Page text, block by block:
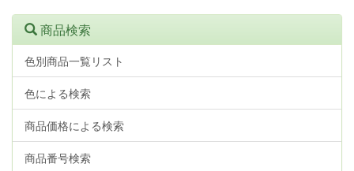
商品検索
色別商品一覧リスト
色による検索
商品価格による検索
商品番号検索